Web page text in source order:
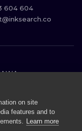
604 604
on site
features and to
Learn more